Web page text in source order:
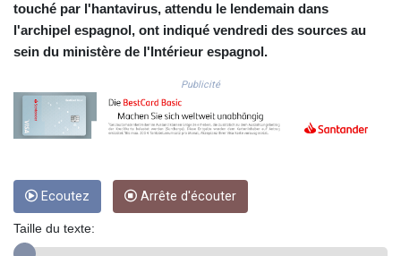
CZK 24.264051
DJF
205.196847
DOP 67.26602
DZD
153.587771
ETB
185.985596
FKP 0.857019
touché par l'hantavirus, attendu le lendemain dans
l'archipel espagnol, ont indiqué vendredi des sources au
sein du ministère de l'Intérieur espagnol.
Publicité
Ecoutez Arrête d'écouter
Taille du texte: